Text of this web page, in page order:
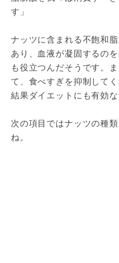
す」
ナッツに含まれる不飽和
あり、血液が凝固するの
も役立つんだそうです。
て、食べすぎを抑制して
結果ダイエットにも有効な
次の項目ではナッツの種
ね。